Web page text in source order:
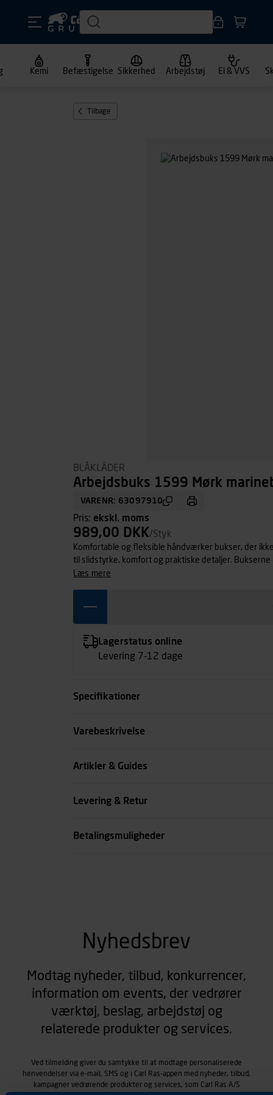
Kemi Befæstigelse Sikkerhed Arbejdstøj El & VVS
Tilbage
BLÅKLÄDER
Arbejdsbuks 1599 Mørk
VARENR: 63097910
Pris: ekskl. moms
989,00 DKK/Styk
Komfortable og fleksible håndværker bukser, der
til slidstyrke, komfort og praktiske detaljer.
materiale foran, på læg og på bagdelen og har
læs mere
Lagerstatus online
Levering 7-12 dage
Specifikationer
Størrelse
Varebeskrivelse
Artikler & Guides
Levering & Retur
Betalingsmuligheder
Nyhedsbrev
Modtag nyheder, tilbud, konkurrencer,
information om events, der vedrører
værktøj, beslag, arbejdstøj og
relaterede produkter og services.
Ved tilmelding giver du samtykke til at modtage personaliserede
henvendelser via e-mail, SMS og i Carl Ras-appen med nyheder, tilbud,
kampagner vedrørende produkter og services, som Carl Ras A/S